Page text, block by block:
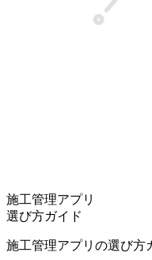
施工管理アプリ
選び方ガイド
施工管理アプリの選び方